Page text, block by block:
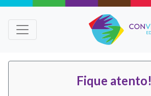
Fique atento!